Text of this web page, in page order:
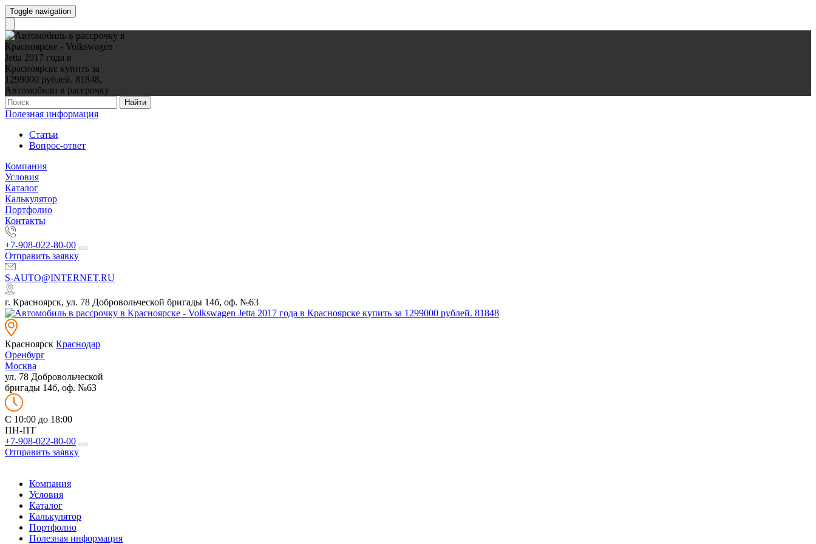
Toggle navigation
Найти
Полезная информация
Статьи
Вопрос-ответ
Компания
Условия
Каталог
Калькулятор
Портфолио
Контакты
+7-908-022-80-00
Отправить заявку
S-AUTO@INTERNET.RU
г. Красноярск, ул. 78 Добровольческой бригады 14б, оф. №63
Красноярск Краснодар
Оренбург
Москва
ул. 78 Добровольческой
бригады 14б, оф. №63
C 10:00 до 18:00
ПН-ПТ
+7-908-022-80-00
Отправить заявку
Компания
Условия
Каталог
Калькулятор
Портфолио
Полезная информация